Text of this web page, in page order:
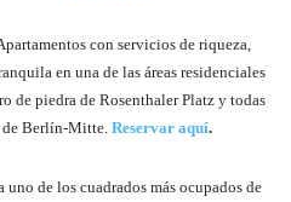
con servicios de riqueza,
en una de las áreas residenciales
de piedra de Rosenthaler Platz y todas
Berlín-Mitte. Reservar aquí.
uno de los cuadrados más ocupados de